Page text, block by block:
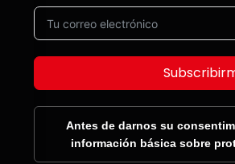
Antes de darnos su
información básica sobre